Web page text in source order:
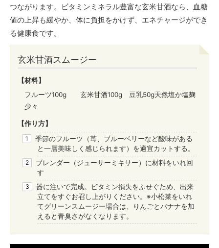
つながります。ビタミンミネラル豊富な玄米甘酒なら、血糖
値の上昇も緩やか、体に負担をかけず、エネチャージができ
る健康食です。
玄米甘酒スムージー
【材料】
フルーツ100g 玄米甘酒100g 豆乳50g天然塩か塩麹
少々
【作り方】
季節のフルーツ（苺、ブルーベリーなど酸味がある
と一層美味しく感じられます）を適宜カットする。
ブレンダー（ジューサーミキサー）に材料をいれ回
す
器に注いで完成。ビタミン損失をふせぐため、出来
立てをすぐお召し上がりください。※小松菜をいれ
てグリーンスムージー場合は、りんごとバナナを加
えると青臭さがなくなります。